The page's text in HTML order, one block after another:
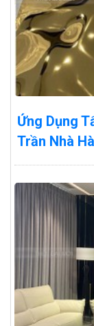
Ứng Dụng
Trần Nhà